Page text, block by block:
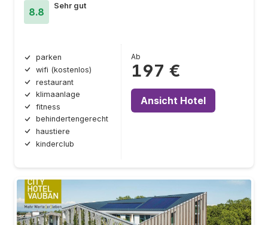
8.8
Sehr gut
parken
wifi (kostenlos)
restaurant
klimaanlage
fitness
behindertengerecht
haustiere
kinderclub
Ab
197 €
Ansicht Hotel